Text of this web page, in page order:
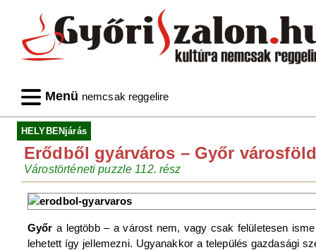
Menü nemcsak reggelire
HELYBENjárás
Erődből gyárváros – Győr
Várostörténeti puzzle 112. rész
Győr a legtöbb – a várost nem, vagy csak felületesen
lehetett így jellemezni. Ugyanakkor a település gazdasági